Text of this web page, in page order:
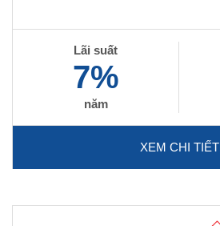
Lãi suất
7%
năm
XEM CHI TIẾT